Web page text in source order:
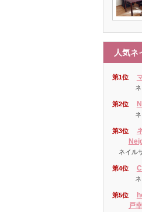
人気ネ
第1位
ネ
第2位
ネ
第3位
ネイル
第4位
ネ
第5位
戸